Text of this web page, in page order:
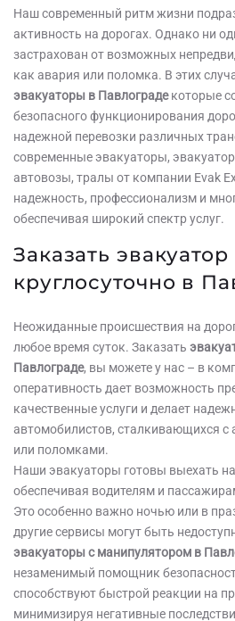
Наш современный ритм жизни
активность на дорогах. Однако ни
застрахован от возможных
как авария или поломка. В этих
эвакуаторы в Павлоградекоторые
безопасного функционирования
надежной перевозки различных
современные эвакуаторы,
автовозы, тралы от компании Evak
надежность, профессионализм и
обеспечивая широкий спектр услуг.
Заказать эвакуатор
круглосуточно в
Неожиданные происшествия на
любое время суток. Заказать
Павлограде, вы можете у нас – в
оперативность дает возможность
качественные услуги и делает
автомобилистов, сталкивающихся
или поломками.
Наши эвакуаторы готовы выехать
обеспечивая водителям и
Это особенно важно ночью или в
другие сервисы могут быть
эвакуаторы с манипулятором в
незаменимый помощник
способствуют быстрой реакции на
минимизируя негативные